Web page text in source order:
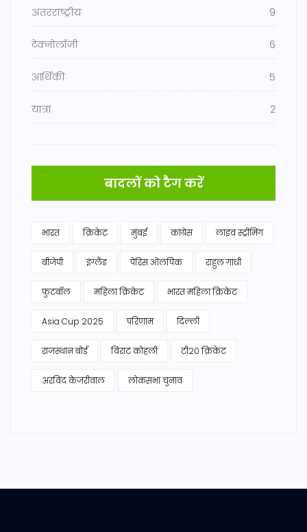
अंतरराष्ट्रीय 9
टेक्नोलॉजी 6
आर्थिकी 5
यात्रा 2
बादलों को टैग करें
भारत क्रिकेट मुंबई कांग्रेस लाइव स्ट्रीमिंग
बीजेपी इंग्लैंड पेरिस ओलंपिक राहुल गांधी
फुटबॉल महिला क्रिकेट भारत महिला क्रिकेट
Asia Cup 2025 परिणाम दिल्ली
राजस्थान बोर्ड विराट कोहली टी20 क्रिकेट
अरविंद केजरीवाल लोकसभा चुनाव